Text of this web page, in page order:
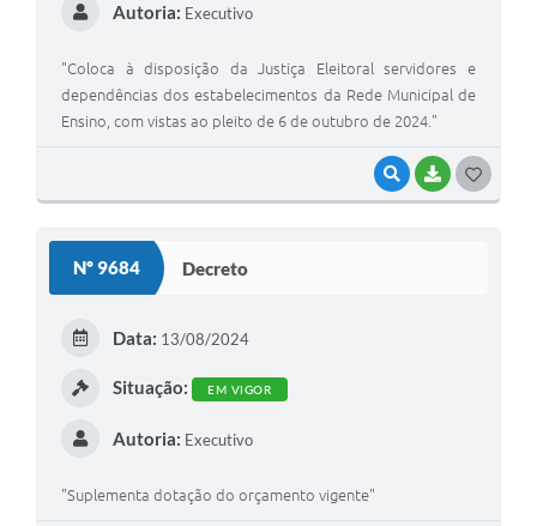
VISUALIZAR
BAIXAR
Autoria: Executivo
"Coloca à disposição da Justiça Eleitoral servidores e
dependências dos estabelecimentos da Rede Municipal de
Ensino, com vistas ao pleito de 6 de outubro de 2024."
Nº 9684 Decreto
Data: 13/08/2024
Situação: EM VIGOR
Autoria: Executivo
"Suplementa dotação do orçamento vigente"